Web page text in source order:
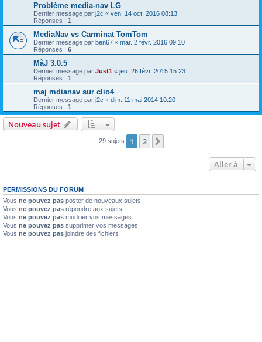
Problème media-nav LG
Dernier message par j2c « ven. 14 oct. 2016 08:13
Réponses : 1
MediaNav vs Carminat TomTom
Dernier message par ben67 « mar. 2 févr. 2016 09:10
Réponses : 6
MàJ 3.0.5
Dernier message par Just1 « jeu. 26 févr. 2015 15:23
Réponses : 1
maj mdianav sur clio4
Dernier message par j2c « dim. 11 mai 2014 10:20
Réponses : 1
Nouveau sujet
29 sujets 1 2
Aller à
PERMISSIONS DU FORUM
Vous ne pouvez pas poster de nouveaux sujets
Vous ne pouvez pas répondre aux sujets
Vous ne pouvez pas modifier vos messages
Vous ne pouvez pas supprimer vos messages
Vous ne pouvez pas joindre des fichiers